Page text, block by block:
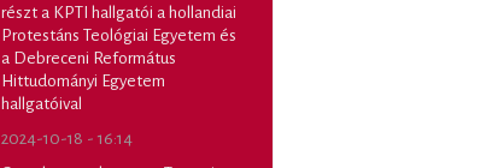
részt a KPTI hallgatói a hollandiai
Protestáns Teológiai Egyetem és
a Debreceni Református
Hittudományi Egyetem
hallgatóival
2024-10-18 - 16:14